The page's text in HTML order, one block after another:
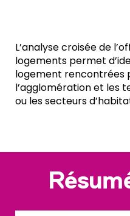
L’analyse croisée de
logements permet
logement rencontrées
l’agglomération et les
ou les secteurs